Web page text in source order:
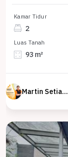
Kamar Tidur
2
Luas Tanah
93 m²
Martin Setiawan Tjandra